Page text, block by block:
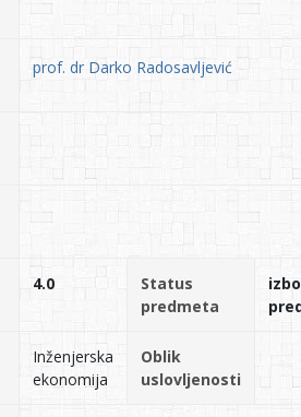
prof. dr Darko Radosavljević
4.0
Status
predmeta
Inženjerska
ekonomija
Oblik
uslovljenosti